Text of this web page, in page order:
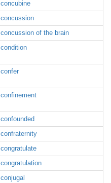
concubine
concussion
concussion of the brain
condition
confer
confinement
confounded
confraternity
congratulate
congratulation
conjugal